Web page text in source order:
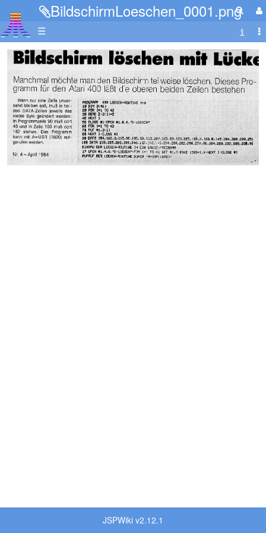
BildschirmLoeschen_0001.png
☰
JSPWiki v2.12.1